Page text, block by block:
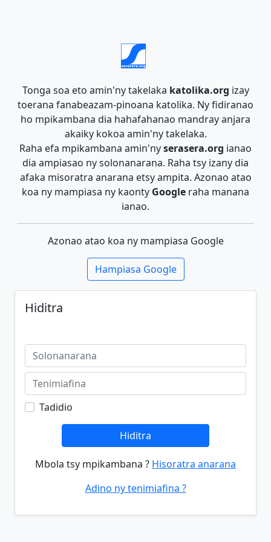
Tonga soa eto amin'ny takelaka katolika.org izay
toerana fanabeazam-pinoana katolika. Ny fidiranao
ho mpikambana dia hahafahanao mandray anjara
akaiky kokoa amin'ny takelaka.
Raha efa mpikambana amin'nyserasera.org ianao
dia ampiasao ny solonanarana. Raha tsy izany dia
afaka misoratra anarana etsy ampita. Azonao atao
koa ny mampiasa ny kaonty Google raha manana
ianao.
Azonao atao koa ny mampiasa Google
Hampiasa Google
Hiditra
Tadidio
Hiditra
Mbola tsy mpikambana ? Hisoratra anarana
Adino ny tenimiafina ?